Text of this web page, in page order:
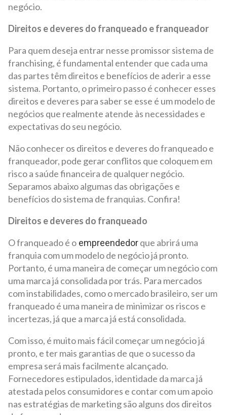
negócio.
Direitos e deveres do franqueado e franqueador
Para quem deseja entrar nesse promissor sistema de
franchising, é fundamental entender que cada uma
das partes têm direitos e benefícios de aderir a esse
sistema. Portanto, o primeiro passo é conhecer esses
direitos e deveres para saber se esse é um modelo de
negócios que realmente atende às necessidades e
expectativas do seu negócio.
Não conhecer os direitos e deveres do franqueado e
franqueador, pode gerar conflitos que coloquem em
risco a saúde financeira de qualquer negócio.
Separamos abaixo algumas das obrigações e
benefícios do sistema de franquias. Confira!
Direitos e deveres do franqueado
O franqueado é o empreendedorque abrirá uma
franquia com um modelo de negócio já pronto.
Portanto, é uma maneira de começar um negócio com
uma marca já consolidada por trás. Para mercados
com instabilidades, como o mercado brasileiro, ser um
franqueado é uma maneira de minimizar os riscos e
incertezas, já que a marca já está consolidada.
Com isso, é muito mais fácil começar um negócio já
pronto, e ter mais garantias de que o sucesso da
empresa será mais facilmente alcançado.
Fornecedores estipulados, identidade da marca já
atestada pelos consumidores e contar com um apoio
nas estratégias de marketing são alguns dos direitos